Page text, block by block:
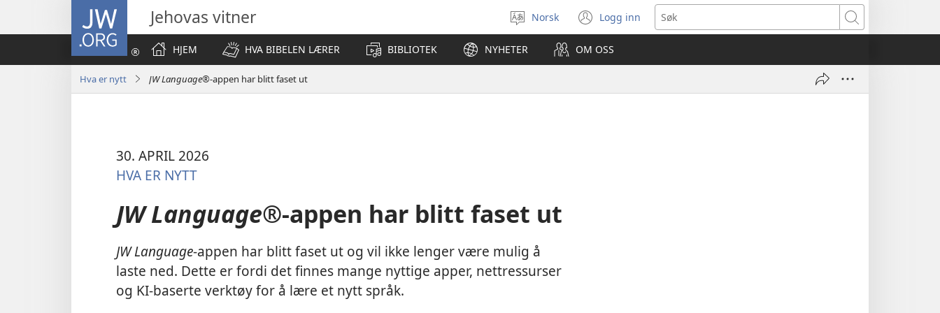
JW.ORG Jehovas vitner
Velg
språk
Norsk Logg inn
(åpner
nytt
vindu)
Søk
HJEM
HVA BIBELEN LÆRER BIBLIOTEK NYHETER OM OSS
Hva er nytt JW Language®-appen har blitt faset ut
30. APRIL 2026
HVA ER NYTT
JW Language®-appen har blitt faset ut
JW Language-appen har blitt faset ut og vil ikke lenger være mulig å
laste ned. Dette er fordi det finnes mange nyttige apper, nettressurser
og KI-baserte verktøy for å lære et nytt språk.